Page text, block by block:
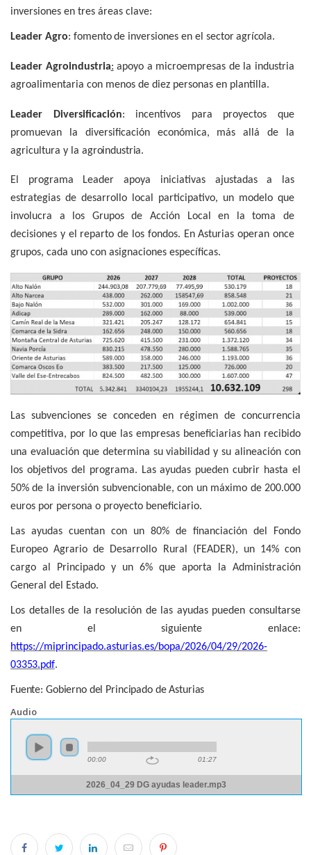
inversiones en tres áreas clave:
Leader Agro: fomento de inversiones en el sector agrícola.
Leader Agroindustria: apoyo a microempresas de la industria
agroalimentaria con menos de diez personas en plantilla.
Leader Diversificación: incentivos para proyectos que
promuevan la diversificación económica, más allá de la
agricultura y la agroindustria.
El programa Leader apoya iniciativas ajustadas a las
estrategias de desarrollo local participativo, un modelo que
involucra a los Grupos de Acción Local en la toma de
decisiones y el reparto de los fondos. En Asturias operan once
grupos, cada uno con asignaciones específicas.
Las subvenciones se conceden en régimen de concurrencia
competitiva, por lo que las empresas beneficiarias han recibido
una evaluación que determina su viabilidad y su alineación con
los objetivos del programa. Las ayudas pueden cubrir hasta el
50% de la inversión subvencionable, con un máximo de 200.000
euros por persona o proyecto beneficiario.
Las ayudas cuentan con un 80% de financiación del Fondo
Europeo Agrario de Desarrollo Rural (FEADER), un 14% con
cargo al Principado y un 6% que aporta la Administración
General del Estado.
Los detalles de la resolución de las ayudas pueden consultarse
en el siguiente enlace:
https://miprincipado.asturias.es/bopa/2026/04/29/2026-
03353.pdf.
Fuente: Gobierno del Principado de Asturias
Audio
00:00 01:27
2026_04_29 DG ayudas leader.mp3